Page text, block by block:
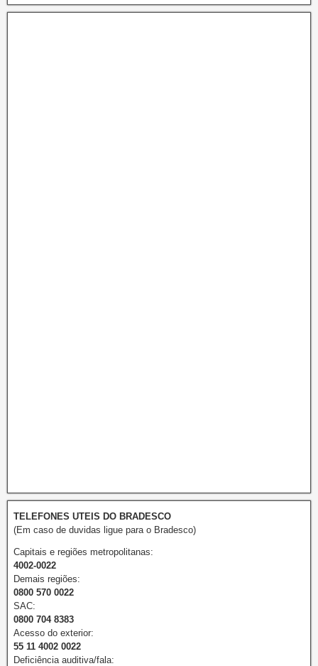
TELEFONES UTEIS DO BRADESCO
(Em caso de duvidas ligue para o Bradesco)
Capitais e regiões metropolitanas:
4002-0022
Demais regiões:
0800 570 0022
SAC:
0800 704 8383
Acesso do exterior:
55 11 4002 0022
Deficiência auditiva/fala: